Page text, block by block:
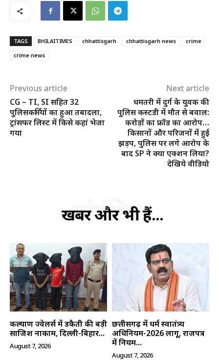
SUBSCRIBE NOW
हमारे बारे में
संपर्क करें
TAGS BHILAITIMES chhattisgarh chhattisgarh news
crime
crime news
Previous article
CG – TI, SI सहित 32
पुलिसकर्मियों का हुआ तबादला,
ट्रांसफर लिस्ट में किसे कहां भेजा
गया
Next article
धमतरी में दुर्ग के युवक की
पुलिस कस्टडी में मौत से बवाल:
करोड़ों का फ्रॉड का आरोप…
किसानों और परिजनों में हुई
झड़प, पुलिस पर लगे आरोप के
बाद SP ने क्या एक्शन लिया?
देखिये वीडियो
खबरें और भी हैं...
संबंधित
कल्याण ज्वेलर्स में डकैती की बड़ी
साजिश नाकाम, दिल्ली-बिहार...
August 7, 2026
छत्तीसगढ़ में धर्म स्वातंत्र्य
अधिनियम-2026 लागू, राजपत्र
में नियम...
August 7, 2026